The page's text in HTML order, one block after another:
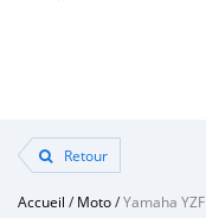
Retour
Accueil /Moto/Yamaha YZF